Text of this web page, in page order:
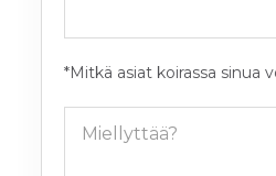
*Mitkä asiat koirassa sinua